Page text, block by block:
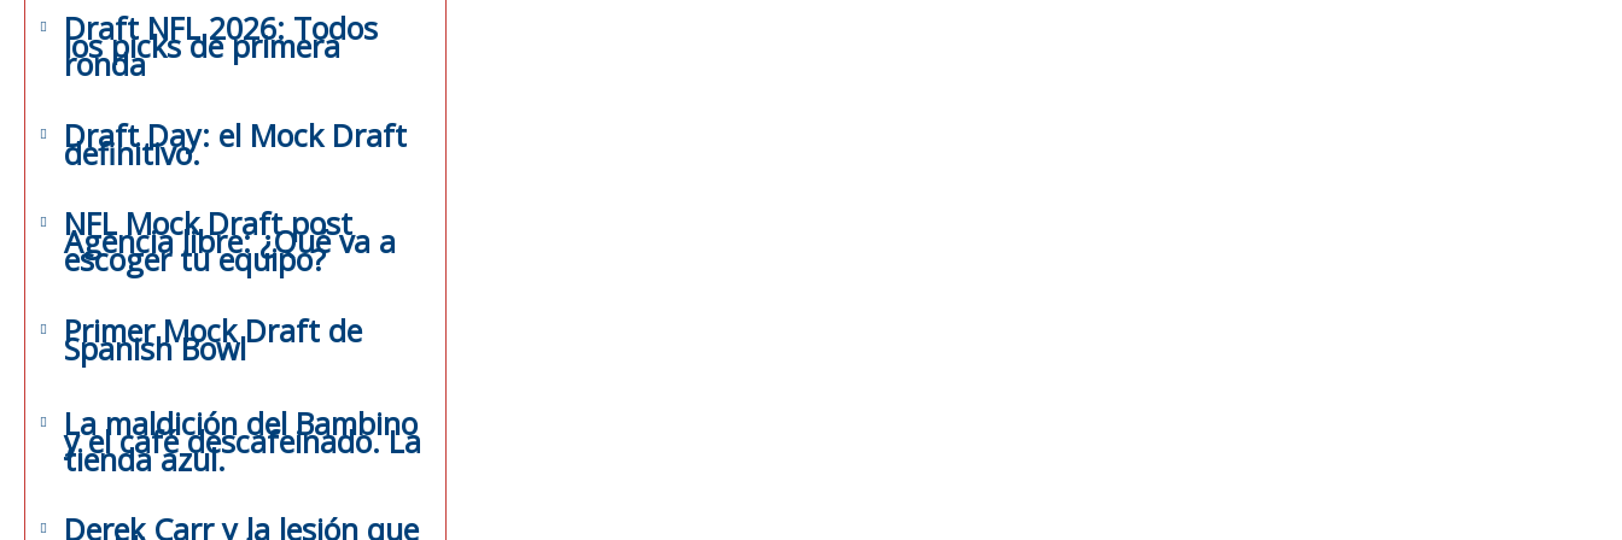
Draft NFL 2026: Todos
los picks de primera
ronda
Draft Day: el Mock Draft
definitivo.
NFL Mock Draft post
Agencia libre: ¿Qué va a
escoger tu equipo?
Primer Mock Draft de
Spanish Bowl
La maldición del Bambino
y el café descafeinado. La
tienda azul.
Derek Carr y la lesión que